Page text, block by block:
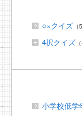
○×クイズ（
4択クイズ（
小学校低学